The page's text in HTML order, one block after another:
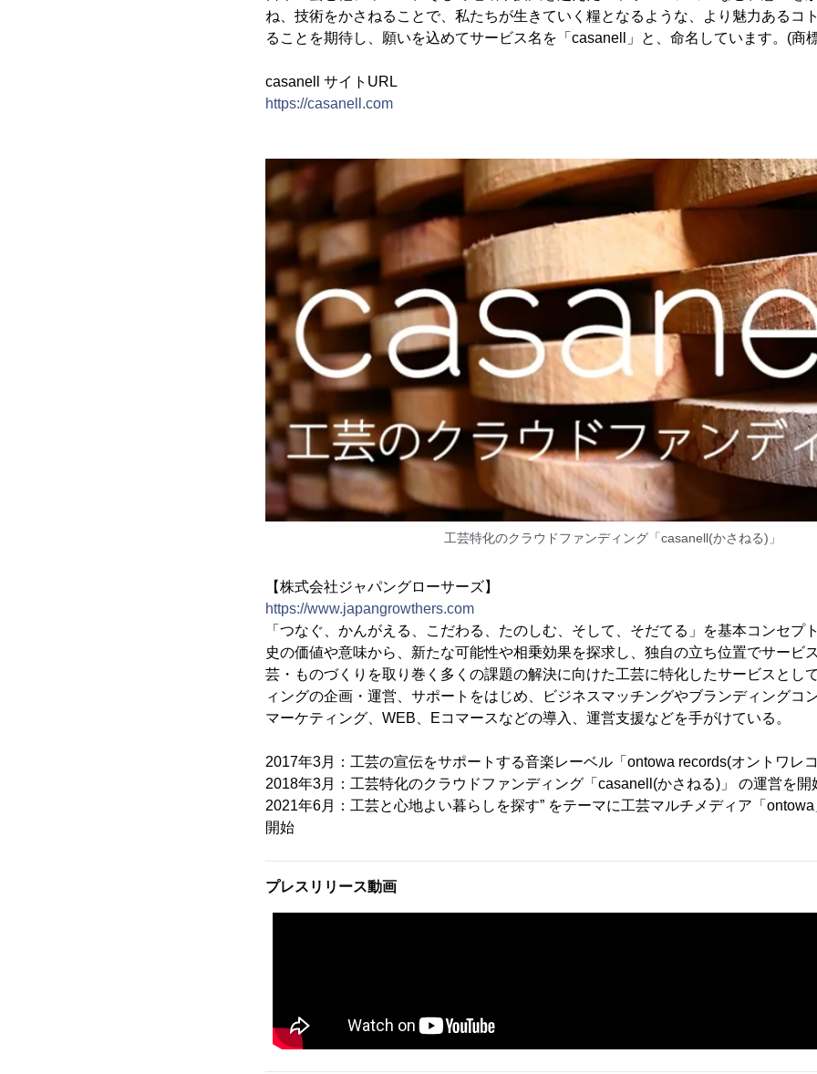
ね、技術をかさねることで、私たちが生きていく糧となるような、より魅力あるコ
ることを期待し、願いを込めてサービス名を「casanell」と、命名しています。(商
casanell サイトURL
https://casanell.com
工芸特化のクラウドファンディング「casanell(かさねる)」
【株式会社ジャパングローサーズ】
https://www.japangrowthers.com
「つなぐ、かんがえる、こだわる、たのしむ、そして、そだてる」を基本コンセプ
史の価値や意味から、新たな可能性や相乗効果を探求し、独自の立ち位置でサービ
芸・ものづくりを取り巻く多くの課題の解決に向けた工芸に特化したサービスとし
ィングの企画・運営、サポートをはじめ、ビジネスマッチングやブランディングコ
マーケティング、WEB、Eコマースなどの導入、運営支援などを手がけている。
2017年3月：工芸の宣伝をサポートする音楽レーベル「ontowa records(オントワレ
2018年3月：工芸特化のクラウドファンディング「casanell(かさねる)」 の運営を開
2021年6月：工芸と心地よい暮らしを探す” をテーマに工芸マルチメディア「
開始
プレスリリース動画